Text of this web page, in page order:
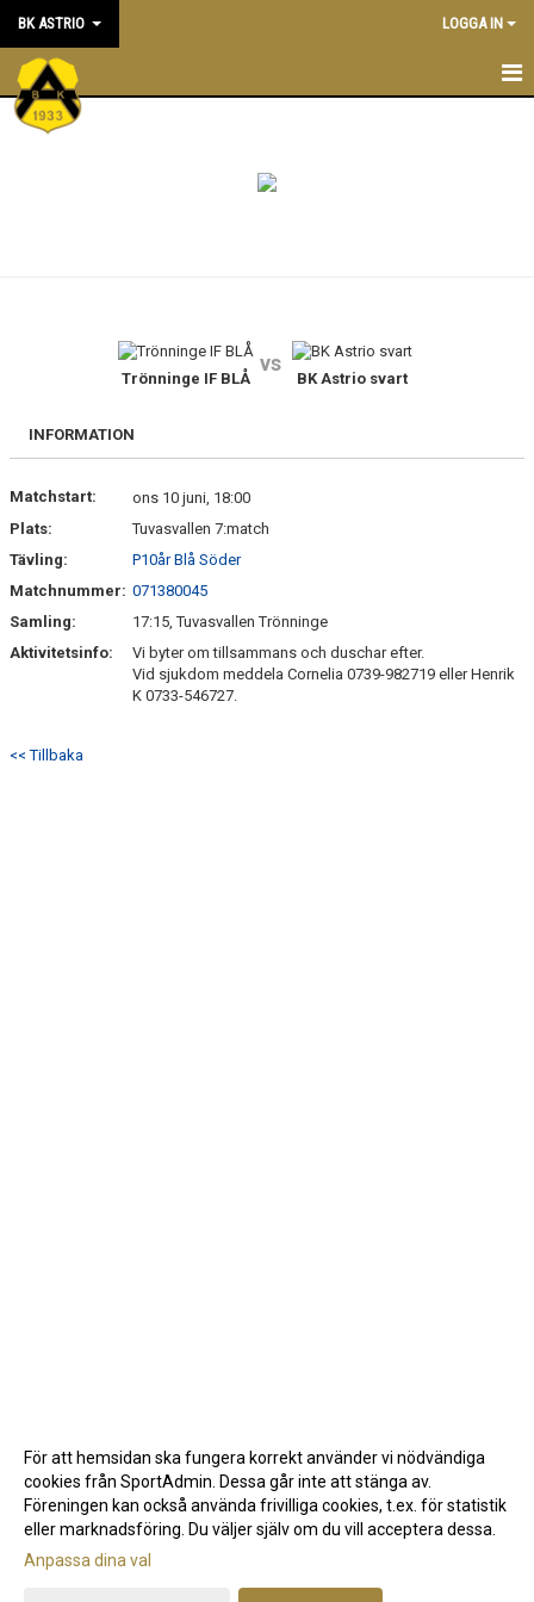
BK ASTRIO LOGGA IN
HEM
BLI MEDLEM
SÖNDRUMS IP
TRYGG I ASTRIO
Trönninge IF BLÅ
vs
BK Astrio svart
INFORMATION
Matchstart:
ons 10 juni, 18:00
Plats:
Tuvasvallen 7:match
Tävling:
P10år Blå Söder
Matchnummer: 071380045
Samling:
17:15, Tuvasvallen Trönninge
Aktivitetsinfo:
Vi byter om tillsammans och duschar efter.
Vid sjukdom meddela Cornelia 0739-982719 eller Henrik
K 0733-546727.
<< Tillbaka
Gå till Webbversion
För att hemsidan ska fungera korrekt använder vi nödvändiga
cookies från SportAdmin. Dessa går inte att stänga av.
Föreningen kan också använda frivilliga cookies, t.ex. för statistik
eller marknadsföring. Du väljer själv om du vill acceptera dessa.
Anpassa dina val